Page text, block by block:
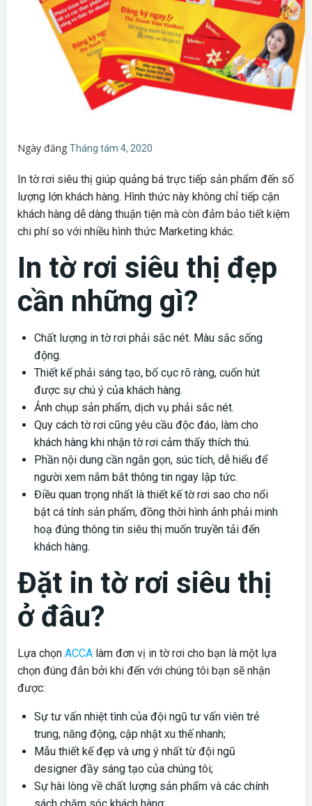
Ngày đăng Tháng tám 4, 2020
In tờ rơi siêu thị giúp quảng bá trực tiếp sản phẩm đến số
lượng lớn khách hàng. Hình thức này không chỉ tiếp cận
khách hàng dễ dàng thuận tiện mà còn đảm bảo tiết kiệm
chi phí so với nhiều hình thức Marketing khác.
In tờ rơi siêu thị đẹp
cần những gì?
Chất lượng in tờ rơi phải sắc nét. Màu sắc sống
động.
Thiết kế phải sáng tạo, bố cục rõ ràng, cuốn hút
được sự chú ý của khách hàng.
Ảnh chụp sản phẩm, dịch vụ phải sắc nét.
Quy cách tờ rơi cũng yêu cầu độc đáo, làm cho
khách hàng khi nhận tờ rơi cảm thấy thích thú.
Phần nội dung cần ngắn gọn, súc tích, dễ hiểu để
người xem nắm bắt thông tin ngay lập tức.
Điều quan trọng nhất là thiết kế tờ rơi sao cho nổi
bật cá tính sản phẩm, đồng thời hình ảnh phải minh
hoạ đúng thông tin siêu thị muốn truyền tải đến
khách hàng.
Đặt in tờ rơi siêu thị
ở đâu?
Lựa chọn ACCA làm đơn vị in tờ rơi cho bạn là một lựa
chọn đúng đắn bởi khi đến với chúng tôi bạn sẽ nhận
được:
Sự tư vấn nhiệt tình của đội ngũ tư vấn viên trẻ
trung, năng động, cập nhật xu thế nhanh;
Mẫu thiết kế đẹp và ưng ý nhất từ đội ngũ
designer đầy sáng tạo của chúng tôi;
Sự hài lòng về chất lượng sản phẩm và các chính